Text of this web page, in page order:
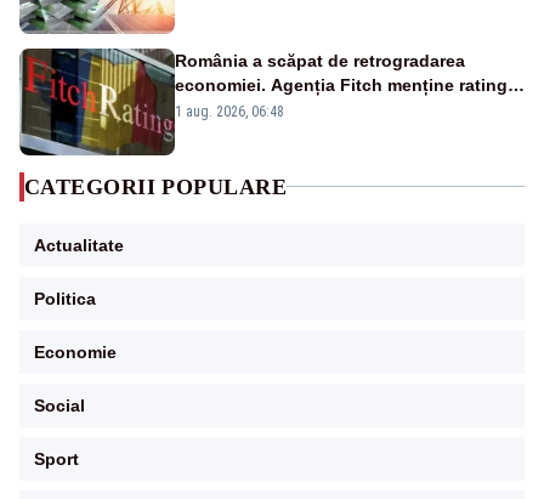
România a scăpat de retrogradarea
economiei. Agenția Fitch menține ratingul
„BBB-” cu perspectivă negativă
1 aug. 2026, 06:48
CATEGORII POPULARE
Actualitate
Politica
Economie
Social
Sport